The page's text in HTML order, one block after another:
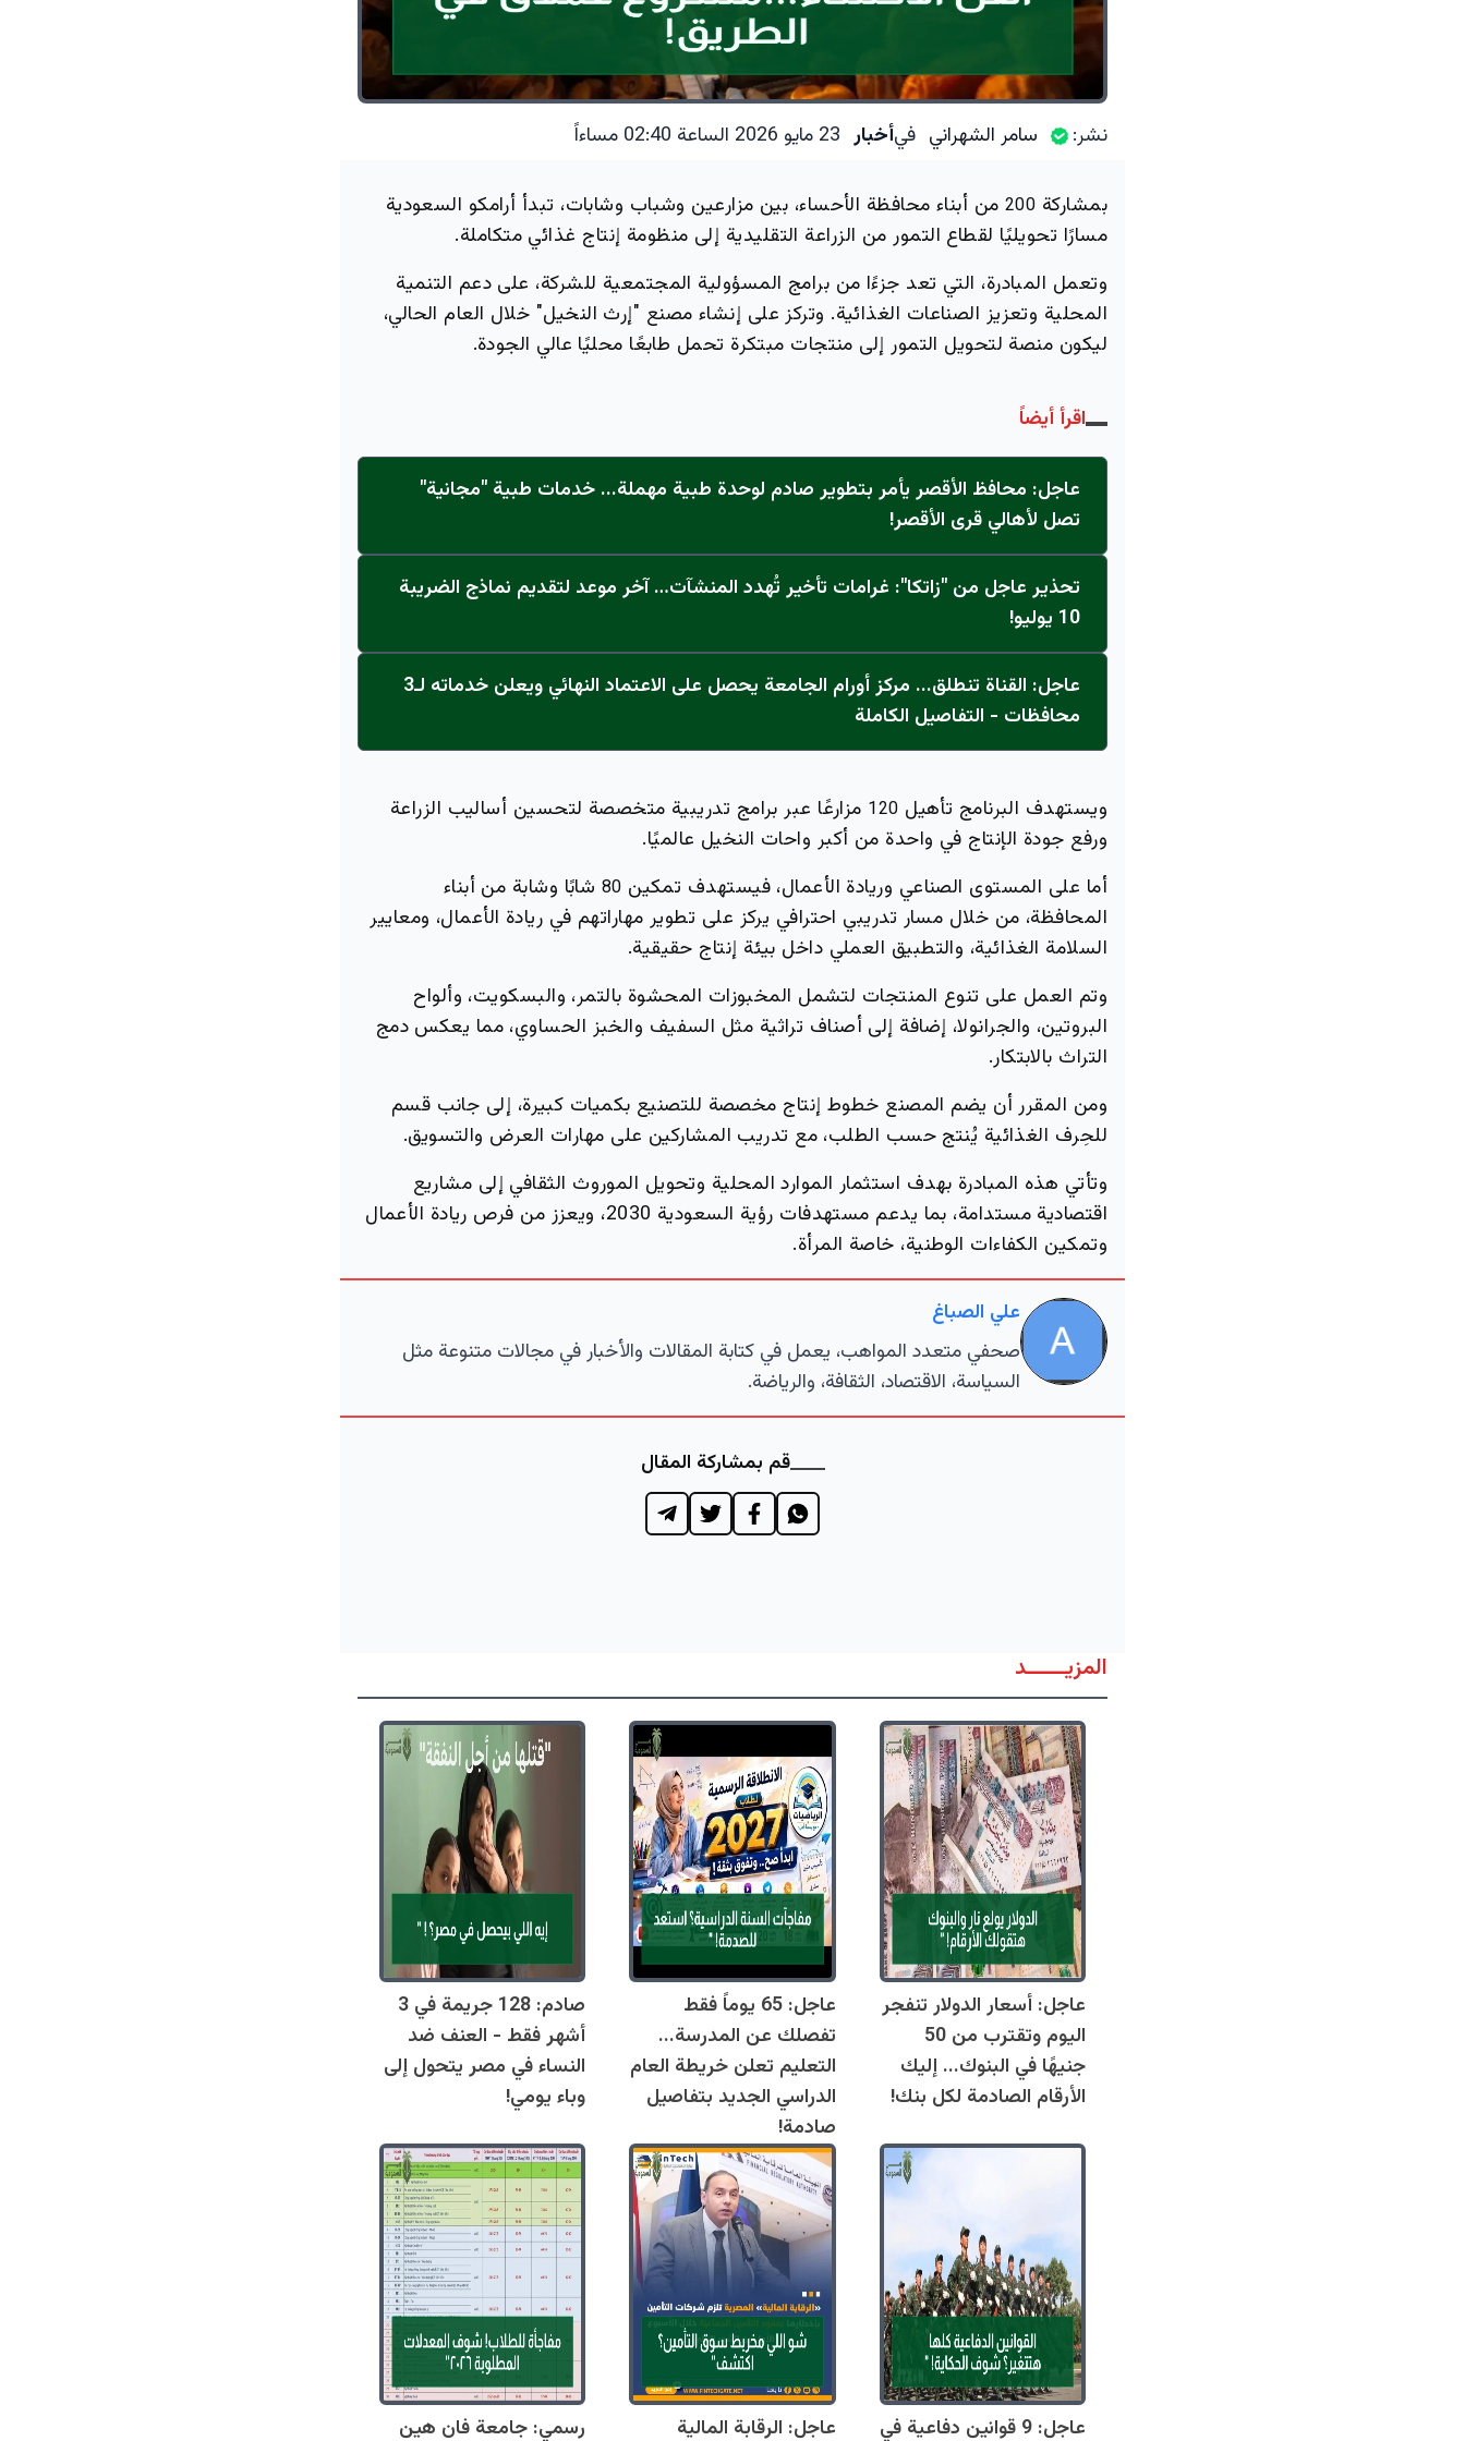
نشر: سامر الشهراني فيأخبار 23 مايو 2026 الساعة 02:40 مساءاً
بمشاركة 200من أبناء محافظة الأحساء، بين مزارعين وشباب وشابات، تبدأ أرامكو السعودية
مسارًا تحويليًا لقطاع التمور من الزراعة التقليدية إلى منظومة إنتاج غذائي متكاملة.
وتعمل المبادرة، التي تعد جزءًا من برامج المسؤولية المجتمعية للشركة، على دعم التنمية
المحلية وتعزيز الصناعات الغذائية. وتركز على إنشاء مصنع "إرث النخيل" خلال العام الحالي،
ليكون منصة لتحويل التمور إلى منتجات مبتكرة تحمل طابعًا محليًا عالي الجودة.
اقرأ أيضاً
عاجل: محافظ الأقصر يأمر بتطوير صادم لوحدة طبية مهملة... خدمات طبية "مجانية"
تصل لأهالي قرى الأقصر!
تحذير عاجل من "زاتكا": غرامات تأخير تُهدد المنشآت… آخر موعد لتقديم نماذج الضريبة
10 يوليو!
عاجل: القناة تنطلق... مركز أورام الجامعة يحصل على الاعتماد النهائي ويعلن خدماته لـ3
محافظات - التفاصيل الكاملة
ويستهدف البرنامج تأهيل 120 مزارعًا عبر برامج تدريبية متخصصة لتحسين أساليب الزراعة
ورفع جودة الإنتاج في واحدة من أكبر واحات النخيل عالميًا.
أما على المستوى الصناعي وريادة الأعمال، فيستهدف تمكين 80 شابًا وشابة من أبناء
المحافظة، من خلال مسار تدريبي احترافي يركز على تطوير مهاراتهم في ريادة الأعمال، ومعايير
السلامة الغذائية، والتطبيق العملي داخل بيئة إنتاج حقيقية.
وتم العمل على تنوع المنتجات لتشمل المخبوزات المحشوة بالتمر، والبسكويت، وألواح
البروتين، والجرانولا، إضافة إلى أصناف تراثية مثل السفيف والخبز الحساوي، مما يعكس دمج
التراث بالابتكار.
ومن المقرر أن يضم المصنع خطوط إنتاج مخصصة للتصنيع بكميات كبيرة، إلى جانب قسم
للحِرف الغذائية يُنتج حسب الطلب، مع تدريب المشاركين على مهارات العرض والتسويق.
وتأتي هذه المبادرة بهدف استثمار الموارد المحلية وتحويل الموروث الثقافي إلى مشاريع
اقتصادية مستدامة، بما يدعم مستهدفات رؤية السعودية 2030، ويعزز من فرص ريادة الأعمال
وتمكين الكفاءات الوطنية، خاصة المرأة.
علي الصباغ
صحفي متعدد المواهب، يعمل في كتابة المقالات والأخبار في مجالات متنوعة مثل
السياسة، الاقتصاد، الثقافة، والرياضة.
قم بمشاركة المقال
المزيــــــد
عاجل: أسعار الدولار تنفجر
اليوم وتقترب من 50
جنيهًا في البنوك... إليك
الأرقام الصادمة لكل بنك!
عاجل: 65 يوماً فقط
تفصلك عن المدرسة...
التعليم تعلن خريطة العام
الدراسي الجديد بتفاصيل
صادمة!
صادم: 128 جريمة في 3
أشهر فقط - العنف ضد
النساء في مصر يتحول إلى
وباء يومي!
عاجل: 9 قوانين دفاعية في عاجل: الرقابة المالية رسمي: جامعة فان هين